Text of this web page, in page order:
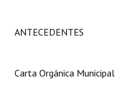
Constitución Provincial
ANTECEDENTES
Carta Orgánica Municipal